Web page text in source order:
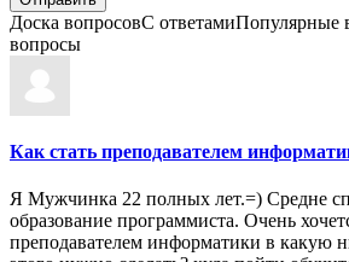
Доска вопросовС ответамиПопулярные
вопросы
Как стать преподавателем
Я Мужчинка 22 полных лет.=) Средне
образование программиста. Очень
преподавателем информатики в какую